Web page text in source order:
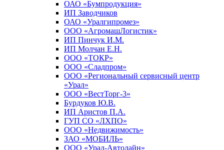
ОАО «Бумпродукция»
ИП Заводчиков
ОАО «Уралгипромез»
ООО «АгромашЛогистик»
ИП Пинчук И.М.
ИП Молчан Е.Н.
ООО «ТОКР»
ООО «Сладпром»
ООО «Региональный сервисный центр
«Урал»
ООО «ВестТорг-3»
Бурдуков Ю.В.
ИП Аристов П.А.
ГУП СО «ЛХПО»
ООО «Недвижимость»
ЗАО «МОБИЛЬ»
ООО «Урал-Автолайн»